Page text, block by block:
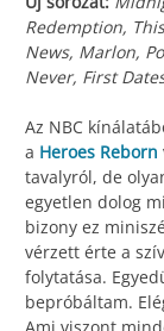
Redemption,
News, Marlon,
Never, First
Az NBC
a Heroes Reborn
tavalyról, de
egyetlen dolog
bizony ez
vérzett érte a
folytatása.
bepróbáltam.